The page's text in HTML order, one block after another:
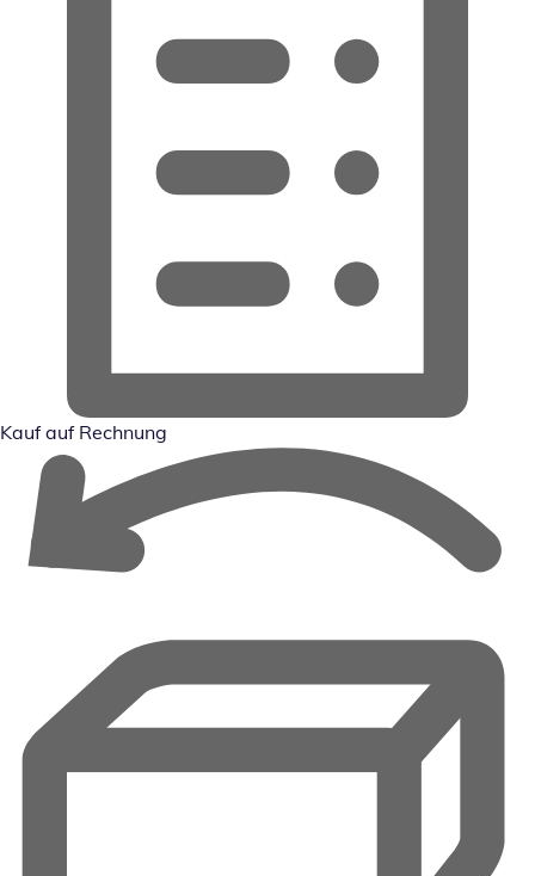
Kauf auf Rechnung